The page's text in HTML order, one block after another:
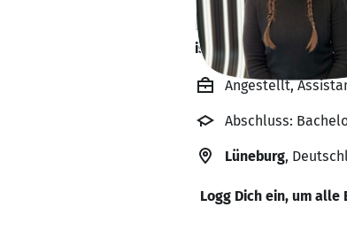
Rabea
ist offen für Projekte. 🔎
Angestellt,
Abschluss:
Lüneburg,
Logg Dich ein, um alle